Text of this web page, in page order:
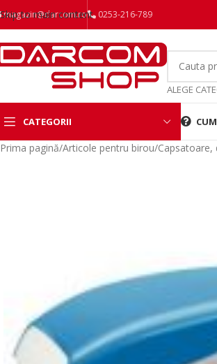
Skip to main content
magazin@darcom.ro 0253-216-789
ALEGE
CATEGORII
Prima pagină/Articole pentru birou/Capsatoare,